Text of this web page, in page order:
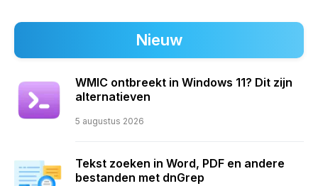
Nieuw
WMIC ontbreekt in Windows 11? Dit zijn
alternatieven
5 augustus 2026
Tekst zoeken in Word, PDF en andere
bestanden met dnGrep